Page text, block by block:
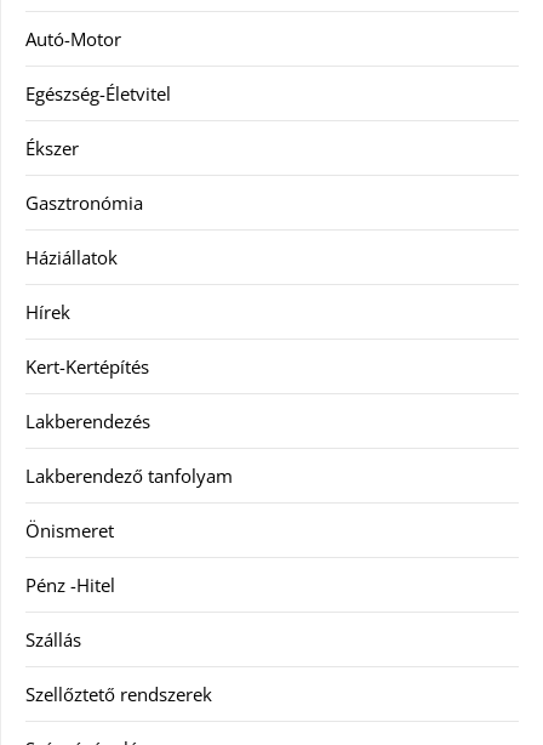
Autó-Motor
Egészség-Életvitel
Ékszer
Gasztronómia
Háziállatok
Hírek
Kert-Kertépítés
Lakberendezés
Lakberendező tanfolyam
Önismeret
Pénz -Hitel
Szállás
Szellőztető rendszerek